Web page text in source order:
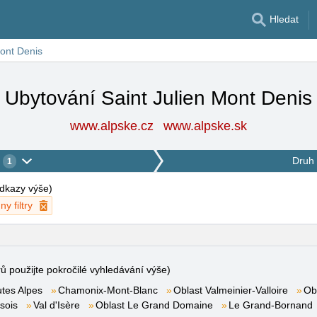
Hledat
Denis
Ubytování Saint Julien Mont Denis
www.alpske.cz www.alpske.sk
1 Druh
výše)
filtry
použijte pokročilé vyhledávání výše)
Alpes
Chamonix-Mont-Blanc Oblast Valmeinier-Valloire
Val d'Isère Oblast Le Grand Domaine Le Grand-Bornand